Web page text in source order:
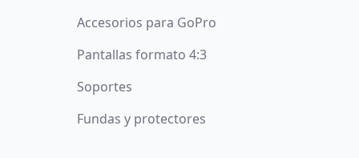
Accesorios para GoPro
Pantallas formato 4:3
Soportes
Fundas y protectores